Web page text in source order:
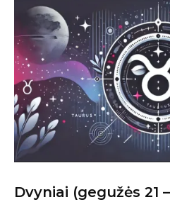
Dvyniai (gegužės 21